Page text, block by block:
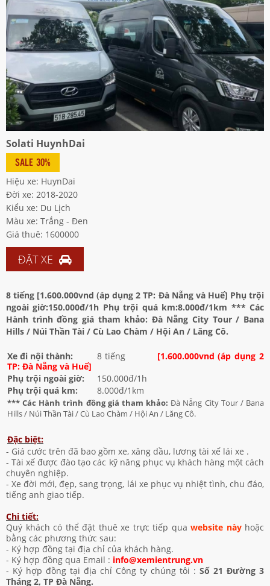
Solati HuynhDai
SALE 30%
Hiệu xe: HuynDai
Đời xe: 2018-2020
Kiểu xe: Du Lịch
Màu xe: Trắng - Đen
Giá thuê: 1600000
ĐẶT XE
8 tiếng [1.600.000vnd (áp dụng 2 TP: Đà Nẵng và Huế] Phụ trội
ngoài giờ:150.000đ/1h Phụ trội quá km:8.000đ/1km *** Các
Hành trình đồng giá tham khảo: Đà Nẵng City Tour / Bana
Hills / Núi Thần Tài / Cù Lao Chàm / Hội An / Lăng Cô.
Xe đi nội thành: 8 tiếng
[1.600.000vnd (áp dụng 2
TP: Đà Nẵng và Huế]
Phụ trội ngoài giờ:
150.000đ/1h
Phụ trội quá km:
8.000đ/1km
*** Các Hành trình đồng giá tham khảo:Đà Nẵng City Tour / Bana
Hills / Núi Thần Tài / Cù Lao Chàm / Hội An / Lăng Cô.
Đặc biệt:
- Giá cước trên đã bao gồm xe, xăng dầu, lương tài xế lái xe .
- Tài xế được đào tạo các kỹ năng phục vụ khách hàng một cách
chuyên nghiệp.
- Xe đời mới, đẹp, sang trọng, lái xe phục vụ nhiệt tình, chu đáo,
tiếng anh giao tiếp.
Chi tiết:
Quý khách có thể đặt thuê xe trực tiếp qua website nàyhoặc
bằng các phương thức sau:
- Ký hợp đồng tại địa chỉ của khách hàng.
- Ký hợp đồng qua Email : info@xemientrung.vn
- Ký hợp đồng tại địa chỉ Công ty chúng tôi : Số 21 Đường 3
Tháng 2, TP Đà Nẵng.